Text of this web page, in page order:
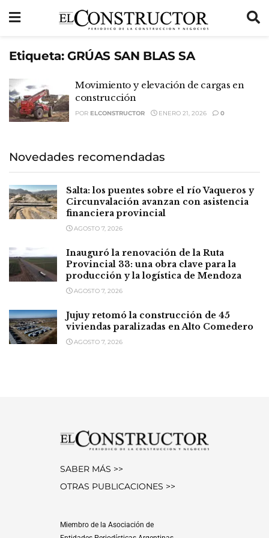
Etiqueta: GRÚAS SAN BLAS SA
Movimiento y elevación de cargas en
construcción
POR ELCONSTRUCTOR ENERO 21, 2026 0
Novedades recomendadas
Salta: los puentes sobre el río Vaqueros y
Circunvalación avanzan con asistencia
financiera provincial
AGOSTO 7, 2026
Inauguró la renovación de la Ruta
Provincial 33: una obra clave para la
producción y la logística de Mendoza
AGOSTO 7, 2026
Jujuy retomó la construcción de 45
viviendas paralizadas en Alto Comedero
AGOSTO 7, 2026
SABER MÁS >>
OTRAS PUBLICACIONES >>
Miembro de la Asociación de